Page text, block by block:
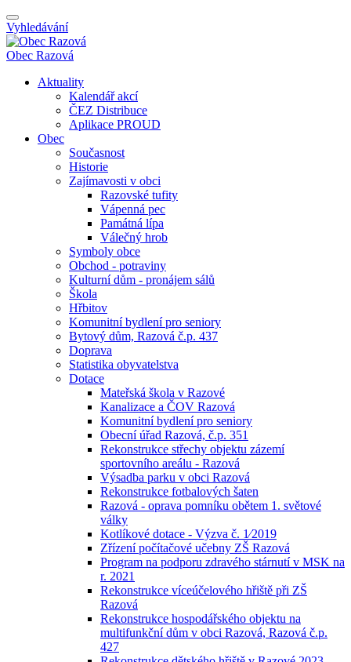
Vyhledávání
Obec Razová
Aktuality
Kalendář akcí
ČEZ Distribuce
Aplikace PROUD
Obec
Současnost
Historie
Zajímavosti v obci
Razovské tufity
Vápenná pec
Památná lípa
Válečný hrob
Symboly obce
Obchod - potraviny
Kulturní dům - pronájem sálů
Škola
Hřbitov
Komunitní bydlení pro seniory
Bytový dům, Razová č.p. 437
Doprava
Statistika obyvatelstva
Dotace
Mateřská škola v Razové
Kanalizace a ČOV Razová
Komunitní bydlení pro seniory
Obecní úřad Razová, č.p. 351
Rekonstrukce střechy objektu zázemí
sportovního areálu - Razová
Výsadba parku v obci Razová
Rekonstrukce fotbalových šaten
Razová - oprava pomníku obětem 1. světové
války
Kotlíkové dotace - Výzva č. 1⁄2019
Zřízení počítačové učebny ZŠ Razová
Program na podporu zdravého stárnutí v MSK na
r. 2021
Rekonstrukce víceúčelového hřiště při ZŠ
Razová
Rekonstrukce hospodářského objektu na
multifunkční dům v obci Razová, Razová č.p.
427